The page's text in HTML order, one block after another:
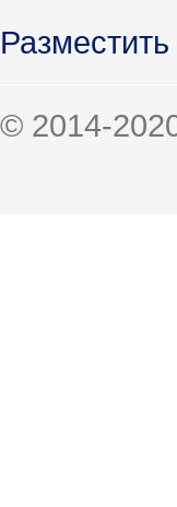
© 2014-